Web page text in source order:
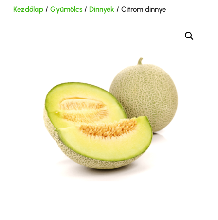
Kezdőlap/ Gyümölcs/ Dinnyék / Citrom dinnye